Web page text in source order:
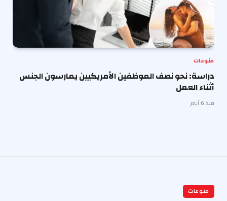
منوعات
دراسة: نحو نصف الموظفين الأمريكيين يمارسون الجنس
أثناء العمل
منذ 6 أيام
منوعات